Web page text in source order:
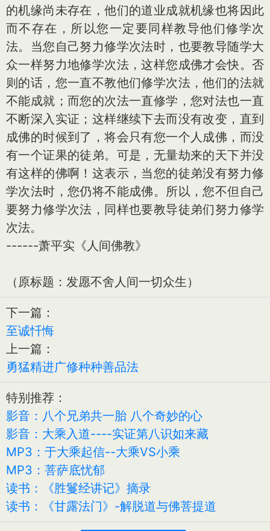
的机缘尚未存在，他们的道业成就机缘也将因此
而不存在，所以您一定要同样教导他们修学次
法。当您自己努力修学次法时，也要教导随学大
众一样努力地修学次法，这样您成佛才会快。否
则的话，您一直不教他们修学次法，他们的法就
不能成就；而您的次法一直修学，您对法也一直
不断深入实证；这样继续下去而没有改变，直到
成佛的时候到了，将会只有您一个人成佛，而没
有一个证果的徒弟。可是，无量劫来的天下并没
有这样的佛啊！这表示，当您的徒弟没有努力修
学次法时，您仍将不能成佛。所以，您不但自己
要努力修学次法，同样也要教导徒弟们努力修学
次法。
------萧平实《人间佛教》
（原标题：发愿不舍人间一切众生）
下一篇：
至诚忏悔
上一篇：
勇猛精进广修种种善品法
特别推荐：
影音：八个兄弟共一胎 八个奇妙的心
影音：大乘入道----实证第八识如来藏
MP3：于大乘起信--大乘VS小乘
MP3：菩萨底忧郁
读书：《胜鬘经讲记》摘录
读书：《甘露法门》-解脱道与佛菩提道